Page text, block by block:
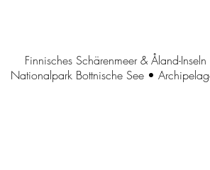
Finnisches Schärenmeer & Åland-
Nationalpark Bottnische See •